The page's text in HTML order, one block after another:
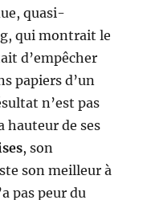
quasi-
qui montrait le
d’empêcher
papiers d’un
n’est pas
hauteur de ses
, son
son meilleur à
pas peur du